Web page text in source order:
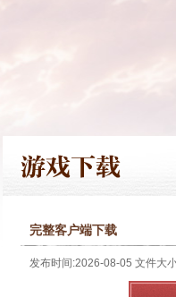
完整客户端下载
发布时间:2026-08-05 文件大